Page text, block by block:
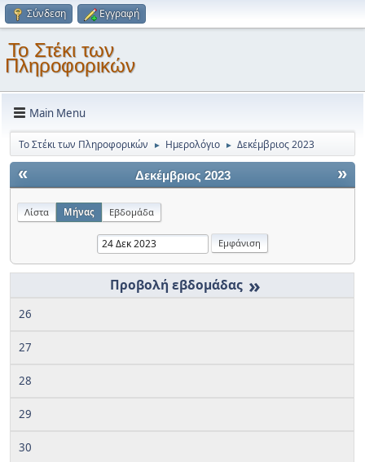
Σύνδεση Εγγραφή
Το Στέκι των
Πληροφορικών
Main Menu
Το Στέκι των Πληροφορικών ► Ημερολόγιο ► Δεκέμβριος 2023
« »
Δεκέμβριος 2023
Λίστα Μήνας Εβδομάδα
»
26
27
28
29
30